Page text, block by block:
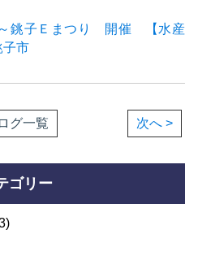
銚子Ｅまつり 開催 【水産
子市
グ一覧 次へ >
ゴリー